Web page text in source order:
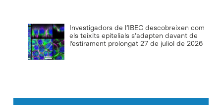
Investigadors de l’IBEC descobreixen com
els teixits epitelials s’adapten davant de
l’estirament prolongat 27 de juliol de 2026